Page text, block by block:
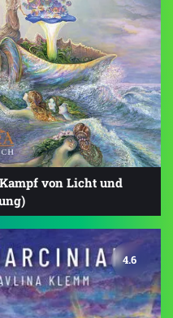
Kampf von Licht und
4.6